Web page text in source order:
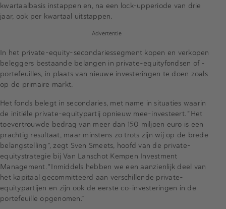
kwartaalbasis instappen en, na een lock-upperiode van drie
jaar, ook per kwartaal uitstappen.
Advertentie
In het private-equity-secondariessegment kopen en verkopen
beleggers bestaande belangen in private-equityfondsen of -
portefeuilles, in plaats van nieuwe investeringen te doen zoals
op de primaire markt.
Het fonds belegt in secondaries, met name in situaties waarin
de initiële private-equitypartij opnieuw mee-investeert. "Het
toevertrouwde bedrag van meer dan 150 miljoen euro is een
prachtig resultaat, maar minstens zo trots zijn wij op de brede
belangstelling”, zegt Sven Smeets, hoofd van de private-
equitystrategie bij Van Lanschot Kempen Investment
Management. "Inmiddels hebben we een aanzienlijk deel van
het kapitaal gecommitteerd aan verschillende private-
equitypartijen en zijn ook de eerste co-investeringen in de
portefeuille opgenomen.”